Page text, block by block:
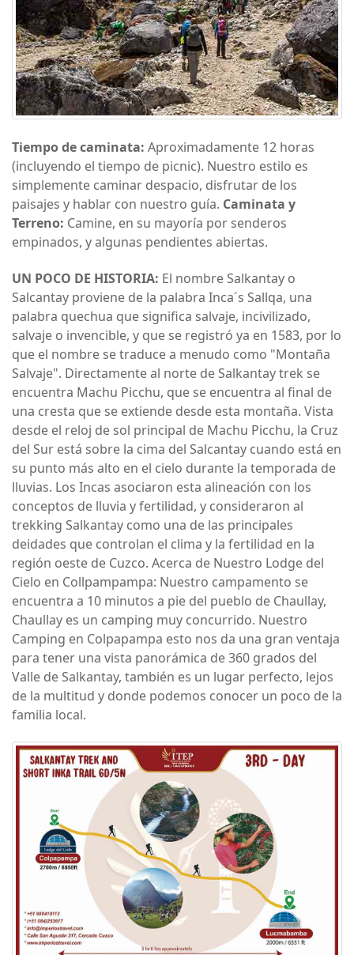
Tiempo de caminata: Aproximadamente 12 horas
(incluyendo el tiempo de picnic). Nuestro estilo es
simplemente caminar despacio, disfrutar de los
paisajes y hablar con nuestro guía. Caminata y
Terreno: Camine, en su mayoría por senderos
empinados, y algunas pendientes abiertas.
UN POCO DE HISTORIA: El nombre Salkantay o
Salcantay proviene de la palabra Inca´s Sallqa, una
palabra quechua que significa salvaje, incivilizado,
salvaje o invencible, y que se registró ya en 1583, por lo
que el nombre se traduce a menudo como "Montaña
Salvaje". Directamente al norte de Salkantay trek se
encuentra Machu Picchu, que se encuentra al final de
una cresta que se extiende desde esta montaña. Vista
desde el reloj de sol principal de Machu Picchu, la Cruz
del Sur está sobre la cima del Salcantay cuando está en
su punto más alto en el cielo durante la temporada de
lluvias. Los Incas asociaron esta alineación con los
conceptos de lluvia y fertilidad, y consideraron al
trekking Salkantay como una de las principales
deidades que controlan el clima y la fertilidad en la
región oeste de Cuzco. Acerca de Nuestro Lodge del
Cielo en Collpampampa: Nuestro campamento se
encuentra a 10 minutos a pie del pueblo de Chaullay,
Chaullay es un camping muy concurrido. Nuestro
Camping en Colpapampa esto nos da una gran ventaja
para tener una vista panorámica de 360 grados del
Valle de Salkantay, también es un lugar perfecto, lejos
de la multitud y donde podemos conocer un poco de la
familia local.